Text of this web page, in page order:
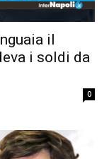
il
i soldi da
0